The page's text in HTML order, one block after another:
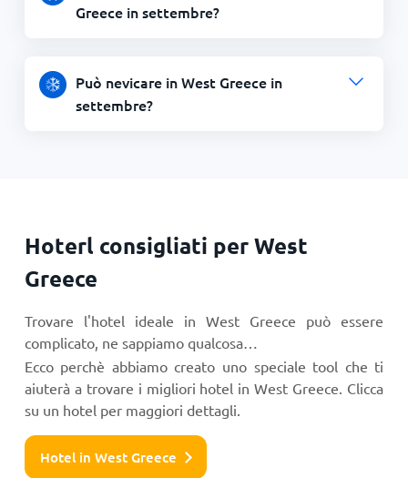
Greece in settembre?
Può nevicare in West Greece in
settembre?
Hoterl consigliati per West
Greece
Trovare l'hotel ideale in West Greece può essere
complicato, ne sappiamo qualcosa…
Ecco perchè abbiamo creato uno speciale tool che ti
aiuterà a trovare i migliori hotel in West Greece. Clicca
su un hotel per maggiori dettagli.
Hotel in West Greece